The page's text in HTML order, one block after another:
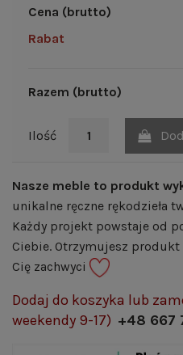
Cena (brutto)
Rabat
Razem (brutto)
Ilość
Nasze meble to produkt
unikalne ręczne rękodzieła
Każdy projekt powstaje od
Ciebie. Otrzymujesz
Cię zachwyci
Dodaj do koszyka lub
weekendy 9-17) +48 667